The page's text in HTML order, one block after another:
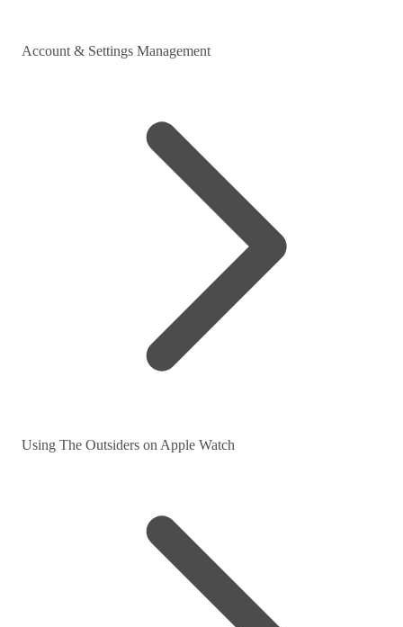
Account & Settings Management
Using The Outsiders on Apple Watch